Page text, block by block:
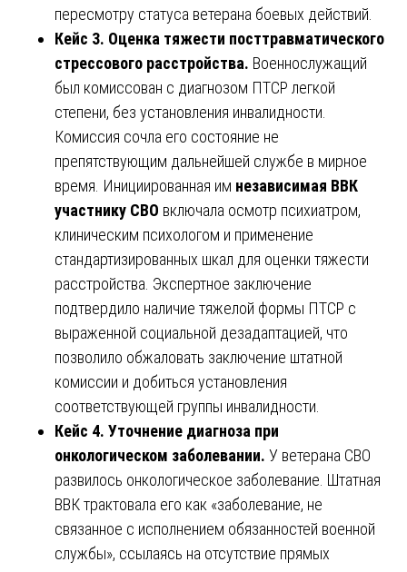
пересмотру статуса ветерана боевых действий.
Кейс 3. Оценка тяжести посттравматического
стрессового расстройства. Военнослужащий
был комиссован с диагнозом ПТСР легкой
степени, без установления инвалидности.
Комиссия сочла его состояние не
препятствующим дальнейшей службе в мирное
время. Инициированная им независимая ВВК
участнику СВО включала осмотр психиатром,
клиническим психологом и применение
стандартизированных шкал для оценки тяжести
расстройства. Экспертное заключение
подтвердило наличие тяжелой формы ПТСР с
выраженной социальной дезадаптацией, что
позволило обжаловать заключение штатной
комиссии и добиться установления
соответствующей группы инвалидности.
Кейс 4. Уточнение диагноза при
онкологическом заболевании. У ветерана СВО
развилось онкологическое заболевание. Штатная
ВВК трактовала его как «заболевание, не
связанное с исполнением обязанностей военной
службы», ссылаясь на отсутствие прямых